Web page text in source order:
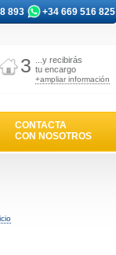
893 +34 669 516 825
3
...y recibirás
tu encargo
+ampliar información
CONTACTA
CON NOSOTROS